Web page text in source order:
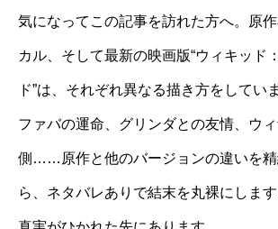
気になってこの記事を訪れた方へ。原
カル、そして最新の映画版“ウィキッド
ド”は、それぞれ異なる描き方をしてい
ファバの運命、グリンダとの友情、ウ
側……原作と他のバージョンの違いを
ら、ネタバレありで結末を丸裸にしま